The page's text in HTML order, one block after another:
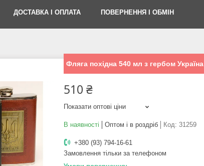
ДОСТАВКА І ОПЛАТА ПОВЕРНЕННЯ І ОБМІН
Фляга похідна 540 мл з гербом Україна
510 ₴
Показати оптові ціни
В наявності Оптом і в роздріб Код: 31259
+380 (93) 794-16-61
Замовлення тільки за телефоном